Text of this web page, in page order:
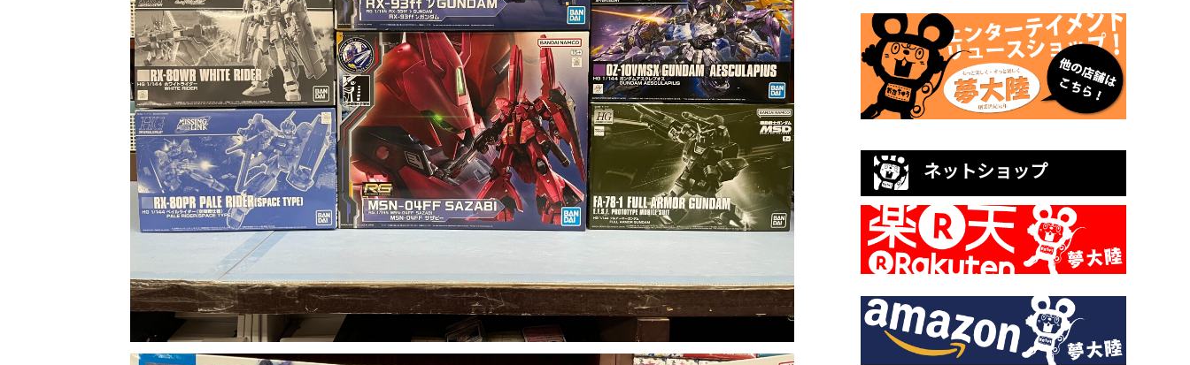
ネットショップ